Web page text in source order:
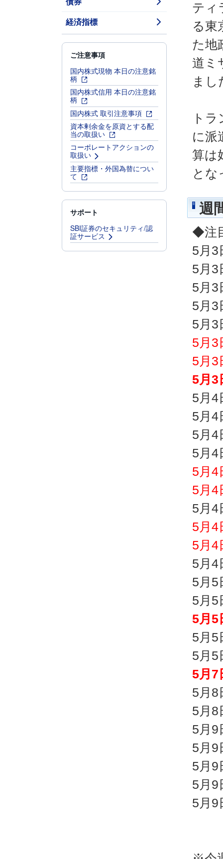
経済指標
ご注意事項
国内株式現物 本日の注意銘
柄
国内株式信用 本日の注意銘
柄
国内株式 取引注意事項
資本剰余金を原資とする配
当の取扱い
コーポレートアクションの
取扱い
主要指標・外国為替につい
て
サポート
SBI証券のセキュリティ/認
証サービス
ティ
る東
た地
道ミ
まし
ト
に派
算は
とな
週
◆注
5月3
5月3
5月3
5月3
5月3
5月3
5月3
5月3
5月4
5月4
5月4
5月4
5月4
5月4
5月4
5月4
5月4
5月4
5月5
5月5
5月5
5月5
5月5
5月7
5月8
5月8
5月9
5月9
5月9
5月9
5月9